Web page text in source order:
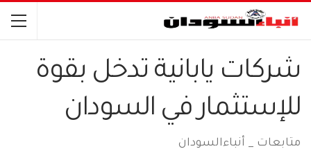
شركات يابانية تدخل بقوة
للإستثمار في السودان
متابعات _ أنباءالسودان